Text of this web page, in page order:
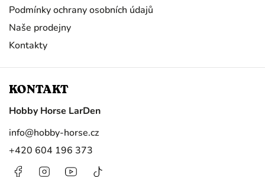
Podmínky ochrany osobních údajů
Naše prodejny
Kontakty
KONTAKT
Hobby Horse LarDen
info@hobby-horse.cz
+420 604 196 373
FacebookInstagramhttps://www.youtube.com/